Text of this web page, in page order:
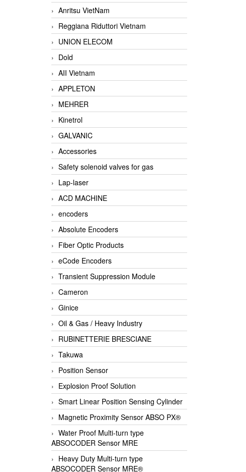
Anritsu VietNam
Reggiana Riduttori Vietnam
UNION ELECOM
Dold
AII Vietnam
APPLETON
MEHRER
Kinetrol
GALVANIC
Accessories
Safety solenoid valves for gas
Lap-laser
ACD MACHINE
encoders
Absolute Encoders
Fiber Optic Products
eCode Encoders
Transient Suppression Module
Cameron
Ginice
Oil & Gas / Heavy Industry
RUBINETTERIE BRESCIANE
Takuwa
Position Sensor
Explosion Proof Solution
Smart Linear Position Sensing Cylinder
Magnetic Proximity Sensor ABSO PX®
Water Proof Multi-turn type
ABSOCODER Sensor MRE
Heavy Duty Multi-turn type
ABSOCODER Sensor MRE®